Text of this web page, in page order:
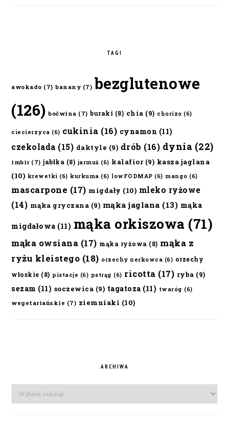
TAGI
awokado (7) banany (7) bezglutenowe
(126) boćwina (7) buraki (8) chia (9) chorizo (6)
ciecierzyca (6) cukinia (16) cynamon (11)
czekolada (15) daktyle (9) drób (16) dynia (22)
imbir (7) jabłka (8) jarmuż (6) kalafior(9) kasza jaglana
(10) krewetki (6) kurkuma (6) lowFODMAP (6) mango (6)
mascarpone (17) migdały (10) mleko ryżowe
(14) mąka gryczana (9) mąka jaglana (13) mąka
migdałowa (11) mąka orkiszowa (71)
mąka owsiana (17) mąka ryżowa (8) mąka z
ryżu kleistego (18) orzechy nerkowca (6) orzechy
włoskie (8) pistacje (6) pstrąg (6) ricotta (17) ryba (9)
sezam (11) soczewica (9) tagatoza (11) twaróg (6)
wegetariańskie (7) ziemniaki (10)
ARCHIWA
Archiwa